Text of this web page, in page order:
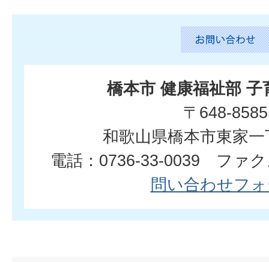
橋本市 健康福祉部 子
〒648-8585
和歌山県橋本市東家
電話：0736-33-0039 ファク
問い合わせフ